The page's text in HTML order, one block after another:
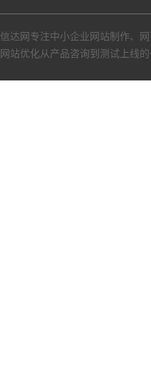
信达网专注中小企业网站制作、
网站优化从产品咨询到测试上线